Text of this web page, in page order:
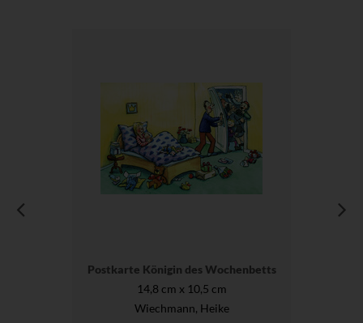
Postkarte Königin des Wochenbetts
14,8 cm x 10,5 cm
Wiechmann, Heike